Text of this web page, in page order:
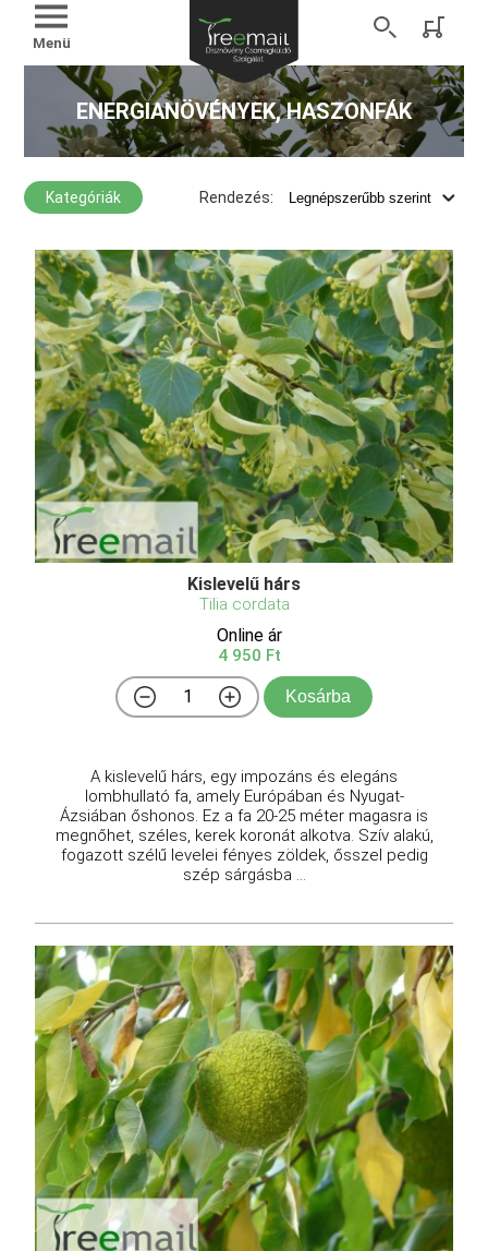
Menü
ENERGIANÖVÉNYEK, HASZONFÁK
Kategóriák Rendezés:
Kislevelű hárs
Tilia cordata
Online ár
4 950 Ft
Kosárba
A kislevelű hárs, egy impozáns és elegáns
lombhullató fa, amely Európában és Nyugat-
Ázsiában őshonos. Ez a fa 20-25 méter magasra is
megnőhet, széles, kerek koronát alkotva. Szív alakú,
fogazott szélű levelei fényes zöldek, ősszel pedig
szép sárgásba ...